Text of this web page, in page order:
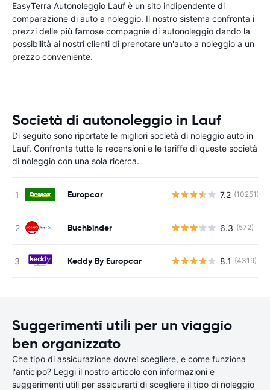
EasyTerra Autonoleggio Lauf è un sito indipendente di
comparazione di auto a noleggio. Il nostro sistema confronta i
prezzi delle più famose compagnie di autonoleggio dando la
possibilità ai nostri clienti di prenotare un'auto a noleggio a un
prezzo conveniente.
Società di autonoleggio in Lauf
Di seguito sono riportate le migliori società di noleggio auto in
Lauf. Confronta tutte le recensioni e le tariffe di queste società
di noleggio con una sola ricerca.
Europcar 7.2 (10251)
Buchbinder 6.3 (572)
Keddy By Europcar 8.1 (4319)
Suggerimenti utili per un viaggio
ben organizzato
Che tipo di assicurazione dovrei scegliere, e come funziona
l'anticipo? Leggi il nostro articolo con informazioni e
suggerimenti utili per assicurarti di scegliere il tipo di noleggio